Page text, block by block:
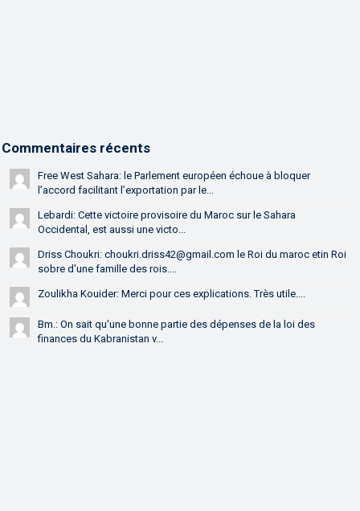
Commentaires récents
Free West Sahara: le Parlement européen échoue à bloquer
l’accord facilitant l’exportation par le...
Lebardi: Cette victoire provisoire du Maroc sur le Sahara
Occidental, est aussi une victo...
Driss Choukri: choukri.driss42@gmail.com le Roi du maroc etin Roi
sobre d'une famille des rois....
Zoulikha Kouider: Merci pour ces explications. Très utile....
Bm.: On sait qu'une bonne partie des dépenses de la loi des
finances du Kabranistan v...